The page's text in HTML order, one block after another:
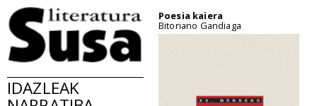
IDAZLEAK
Poesia kaiera
Bitoriano Gandiaga